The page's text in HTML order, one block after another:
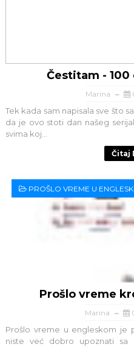
Čestitam -
Marina
Tek kada sam napisala sve što
da je ovo stoti dan našeg
svima koj...
Čitaj
PROŠLO VREME U
Prošlo vreme
Marina
Prošlo vreme u engleskom je
niste već dobro upoznati sa